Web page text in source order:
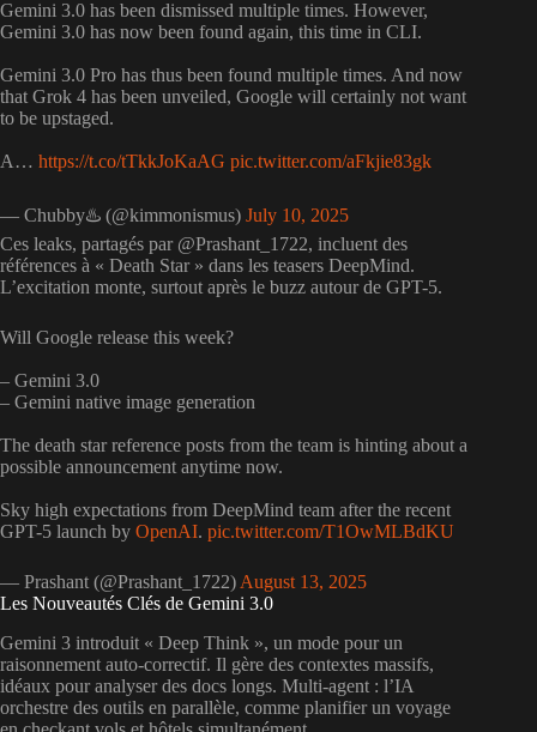
Gemini 3.0 has been dismissed multiple times. However,
Gemini 3.0 has now been found again, this time in CLI.
Gemini 3.0 Pro has thus been found multiple times. And now
that Grok 4 has been unveiled, Google will certainly not want
to be upstaged.
A… https://t.co/tTkkJoKaAG pic.twitter.com/aFkjie83gk
— Chubby♨️ (@kimmonismus) July 10, 2025
Ces leaks, partagés par @Prashant_1722, incluent des
références à « Death Star » dans les teasers DeepMind.
L’excitation monte, surtout après le buzz autour de GPT-5.
Will Google release this week?
– Gemini 3.0
– Gemini native image generation
The death star reference posts from the team is hinting about a
possible announcement anytime now.
Sky high expectations from DeepMind team after the recent
GPT-5 launch by OpenAI. pic.twitter.com/T1OwMLBdKU
— Prashant (@Prashant_1722) August 13, 2025
Les Nouveautés Clés de Gemini 3.0
Gemini 3 introduit « Deep Think », un mode pour un
raisonnement auto-correctif. Il gère des contextes massifs,
idéaux pour analyser des docs longs. Multi-agent : l’IA
orchestre des outils en parallèle, comme planifier un voyage